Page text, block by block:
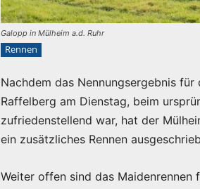
Galopp in Mülheim a.d. Ruhr
Rennen
Nachdem das Nennungsergebnis
Raffelberg am Dienstag, beim
zufriedenstellend war, hat der
ein zusätzliches Rennen
Weiter offen sind das